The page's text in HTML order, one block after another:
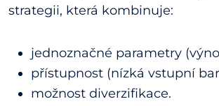
strategii, která kombinuje:
jednoznačné parametry
přístupnost (nízká vstupní
možnost diverzifikace.